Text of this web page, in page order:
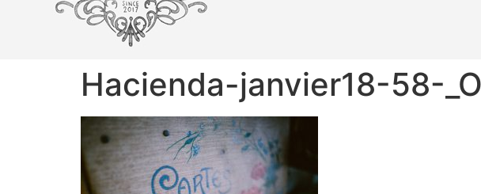
Hacienda-janvier18-58-